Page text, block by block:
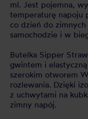
ml. Jest pojemna,
temperaturę napoju
co dzień do
samochodzie i w
Butelka Sipper
gwintem i
szerokim otworem
rozlewania. Dzięki
z uchwytami na
zimny napój.